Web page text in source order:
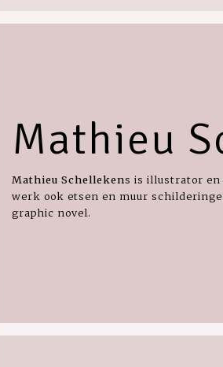
Mathieu
Mathieu Schellekens is illustrator en
werk ook etsen en muur
graphic novel.